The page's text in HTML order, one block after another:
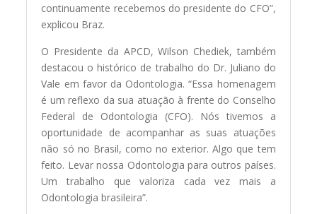
continuamente recebemos do presidente do CFO”,
explicou Braz.
O Presidente da APCD, Wilson Chediek, também
destacou o histórico de trabalho do Dr. Juliano do
Vale em favor da Odontologia. “Essa homenagem
é um reflexo da sua atuação à frente do Conselho
Federal de Odontologia (CFO). Nós tivemos a
oportunidade de acompanhar as suas atuações
não só no Brasil, como no exterior. Algo que tem
feito. Levar nossa Odontologia para outros países.
Um trabalho que valoriza cada vez mais a
Odontologia brasileira”.